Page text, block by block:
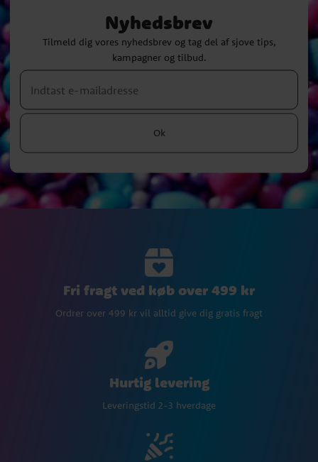
Nyhedsbrev
Tilmeld dig vores nyhedsbrev og tag del af sjove tips,
kampagner og tilbud.
Ok
Fri fragt ved køb over 499 kr
Ordrer over 499 kr vil alltid give dig gratis fragt
Hurtig levering
Leveringstid 2-3 hverdage